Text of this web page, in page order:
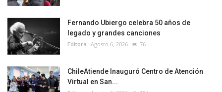
Fernando Ubiergo celebra 50 años de
legado y grandes canciones
Editora Agosto 6, 2026 76
ChileAtiende Inauguró Centro de Atención
Virtual en San...